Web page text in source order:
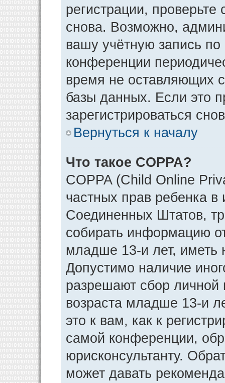
регистрации,
снова. Возможно,
вашу учётную запись
конференции
время не оставляющих
базы данных. Если это
зарегистрироваться
Вернуться к началу
Что такое COPPA?
COPPA (Child Online
частных прав ребенка в
Соединенных Штатов,
собирать информацию
младше 13-и лет, иметь
Допустимо наличие
разрешают сбор
возраста младше 13-и
это к вам, как к
самой конференции,
юрисконсультанту.
может давать